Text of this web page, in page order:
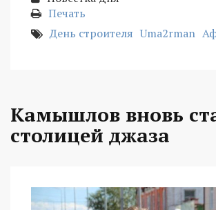
Печать
День строителя Uma2rman
Камышлов вновь
столицей джаза